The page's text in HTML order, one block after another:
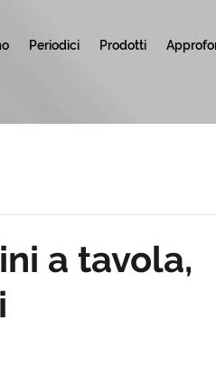
Periodici Prodotti
a tavola,